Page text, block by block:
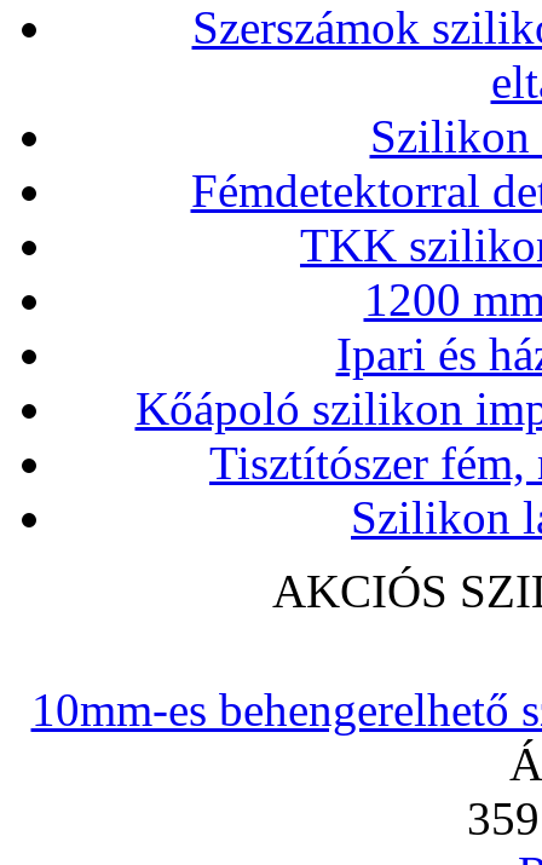
Szerszámok
Szilikon
Fémdetektorral
TKK
1200
Ipari és
Kőápoló szilikon
Tisztítószer
Szilikon
AKCIÓS
10mm-es